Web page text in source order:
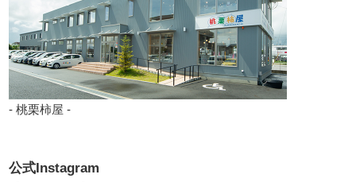
- 桃栗柿屋 -
公式Instagram